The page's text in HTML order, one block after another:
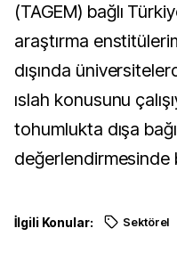
(TAGEM) bağlı
araştırma
dışında
ıslah konusunu
tohumlukta dışa
değerlendirmesinde
İlgili Konular: Sektörel